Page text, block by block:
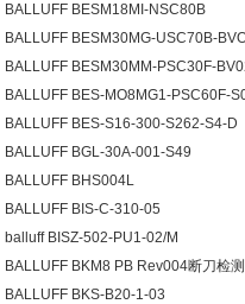
BALLUFF BESM18MI-NSC80B
BALLUFF BESM30MG-USC70B-
BALLUFF BESM30MM-PSC30F-
BALLUFF BES-MO8MG1-PSC60F-
BALLUFF BES-S16-300-S262-S4-D
BALLUFF BGL-30A-001-S49
BALLUFF BHS004L
BALLUFF BIS-C-310-05
balluff BISZ-502-PU1-02/M
BALLUFF BKM8 PB Rev004断刀检
BALLUFF BKS-B20-1-03